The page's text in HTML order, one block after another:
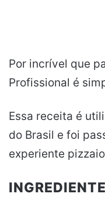
Por incrível que
Profissional é
Essa receita é
do Brasil e foi
experiente